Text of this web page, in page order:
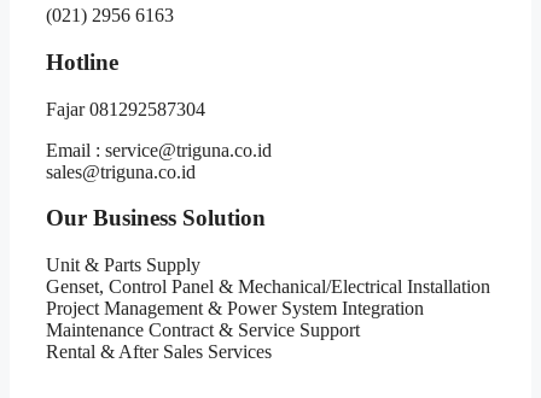
(021) 2956 6163
Hotline
Fajar 081292587304
Email : service@triguna.co.id
sales@triguna.co.id
Our Business Solution
Unit & Parts Supply
Genset, Control Panel & Mechanical/Electrical Installation
Project Management & Power System Integration
Maintenance Contract & Service Support
Rental & After Sales Services